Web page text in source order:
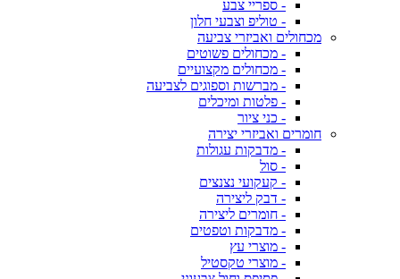
- ספריי צבע
- טוליפ וצבעי חלון
מכחולים ואביזרי צביעה
- מכחולים פשוטים
- מכחולים מקצועיים
- מברשות וספוגים לצביעה
- פלטות ומיכלים
- כני ציור
חומרים ואביזרי יצירה
- מדבקות עגולות
- סול
- קעקועי נצנצים
- דבק ליצירה
- חומרים ליצירה
- מדבקות וטפטים
- מוצרי עץ
- מוצרי טקסטיל